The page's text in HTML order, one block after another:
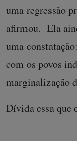
uma regressão
afirmou. Ela
uma
com os povos
marginalização
Dívida essa que